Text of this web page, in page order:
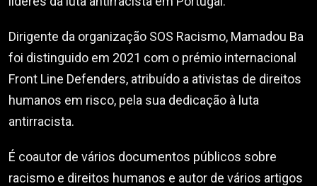
Dirigente da organização SOS Racismo, Mamadou Ba
foi distinguido em 2021 com o prémio internacional
Front Line Defenders, atribuído a ativistas de direitos
humanos em risco, pela sua dedicação à luta
antirracista.
É coautor de vários documentos públicos sobre
racismo e direitos humanos e autor de vários artigos